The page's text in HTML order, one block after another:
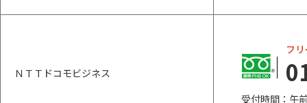
ＮＴＴドコモビジネス
フ
受付時間：午